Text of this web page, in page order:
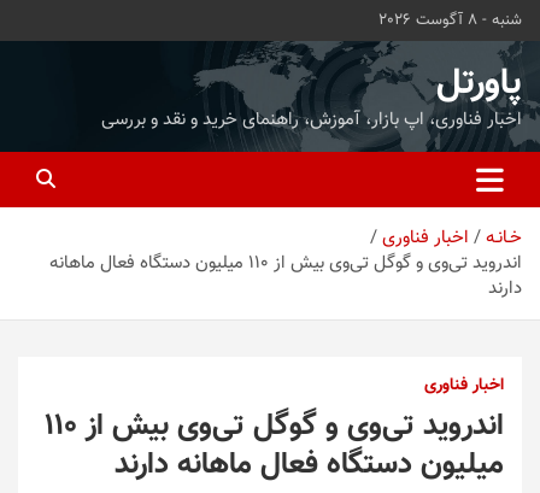
محتوا
بروید
شنبه - 8 آگوست 2026
پاورتل
اخبار فناوری، اپ بازار، آموزش، راهنمای خرید و نقد و بررسی
خـانـه
اخبار فناوری
اندروید تی‌وی و گوگل تی‌وی بیش از 110 میلیون دستگاه فعال ماهانه
دارند
اخبار فناوری
اندروید تی‌وی و گوگل تی‌وی بیش از 110
میلیون دستگاه فعال ماهانه دارند